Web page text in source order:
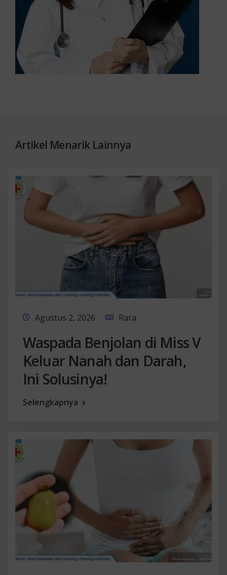
Artikel Menarik Lainnya
Agustus 2, 2026 Rara
Waspada Benjolan di Miss V
Keluar Nanah dan Darah,
Ini Solusinya!
Selengkapnya